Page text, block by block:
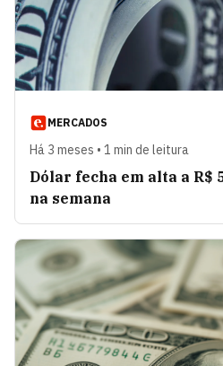
MERCADOS
Há 3 meses • 1 min de leitura
Dólar fecha em alta a R$
na semana